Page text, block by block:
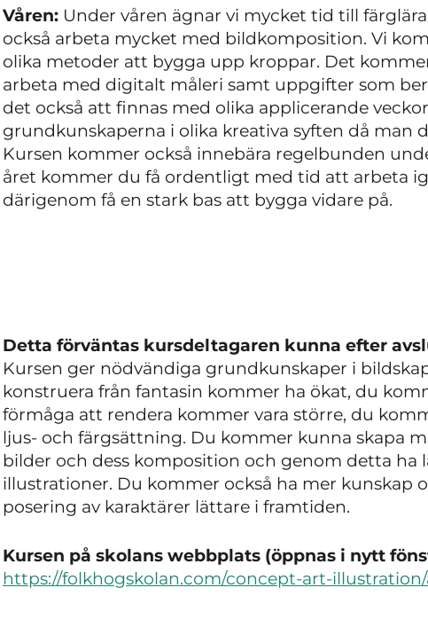
Våren: Under våren ägnar vi mycket tid till
också arbeta mycket med bildkomposition. Vi
olika metoder att bygga upp kroppar. Det
arbeta med digitalt måleri samt uppgifter som
det också att finnas med olika applicerande
grundkunskaperna i olika kreativa syften då man
Kursen kommer också innebära regelbunden
året kommer du få ordentligt med tid att arbeta
därigenom få en stark bas att bygga vidare på.
Detta förväntas kursdeltagaren kunna efter
Kursen ger nödvändiga grundkunskaper i
konstruera från fantasin kommer ha ökat, du
förmåga att rendera kommer vara större, du
ljus- och färgsättning. Du kommer kunna skapa
bilder och dess komposition och genom detta ha
illustrationer. Du kommer också ha mer kunskap
posering av karaktärer lättare i framtiden.
Kursen på skolans webbplats (öppnas i nytt
https://folkhogskolan.com/concept-art-